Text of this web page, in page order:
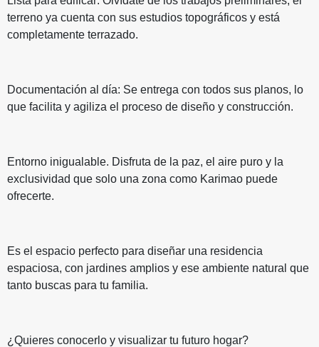
terreno ya cuenta con sus estudios topográficos y está
completamente terrazado.
Documentación al día: Se entrega con todos sus planos, lo
que facilita y agiliza el proceso de diseño y construcción.
Entorno inigualable. Disfruta de la paz, el aire puro y la
exclusividad que solo una zona como Karimao puede
ofrecerte.
Es el espacio perfecto para diseñar una residencia
espaciosa, con jardines amplios y ese ambiente natural que
tanto buscas para tu familia.
¿Quieres conocerlo y visualizar tu futuro hogar?